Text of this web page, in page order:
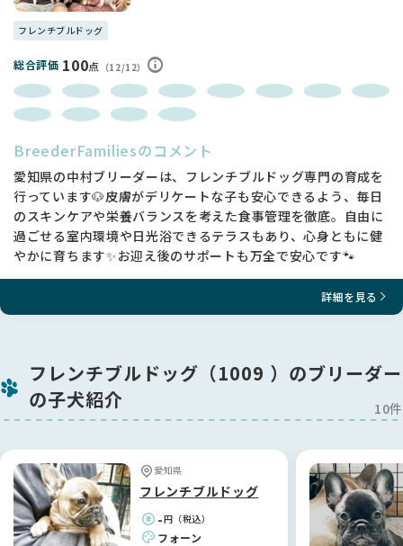
フレンチブルドッグ
総合評価 100点 （12/12）
BreederFamiliesのコメント
愛知県の中村ブリーダーは、フレンチブルドッグ専門の育成を
行っています🐶皮膚がデリケートな子も安心できるよう、毎日
のスキンケアや栄養バランスを考えた食事管理を徹底。自由に
過ごせる室内環境や日光浴できるテラスもあり、心身ともに健
やかに育ちます✨お迎え後のサポートも万全で安心です🐾
詳細を見る
フレンチブルドッグ（1009 ）のブリーダー
の子犬紹介
10件
愛知県
フレンチブルドッグ
-円（税込）
フォーン